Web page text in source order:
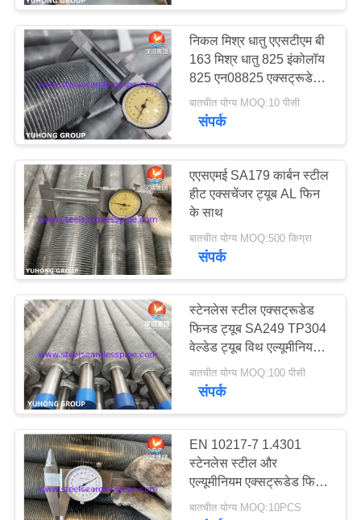
निकल मिश्र धातु एएसटीएम बी
163 मिश्र धातु 825 इंकोलॉय
825 एन08825 एक्सट्रूडेड
फिन ट्यूब
बातचीत योग्य MOQ:10 पीसी
संपर्क
एएसएमई SA179 कार्बन स्टील
हीट एक्सचेंजर ट्यूब AL फिन
के साथ
बातचीत योग्य MOQ:500 किग्रा
संपर्क
स्टेनलेस स्टील एक्सट्रूडेड
फिनड ट्यूब SA249 TP304
वेल्डेड ट्यूब विथ एल्यूमीनियम
फिन
बातचीत योग्य MOQ:100 पीसी
संपर्क
EN 10217-7 1.4301
स्टेनलेस स्टील और
एल्यूमीनियम एक्सट्रूडेड फिन
ट्यूब
बातचीत योग्य MOQ:10PCS